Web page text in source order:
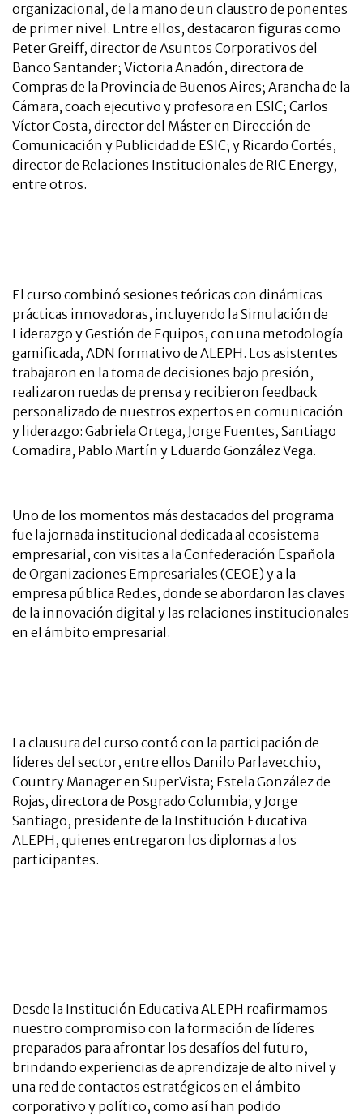
organizacional, de la mano de un claustro de ponentes
de primer nivel. Entre ellos, destacaron figuras como
Peter Greiff, director de Asuntos Corporativos del
Banco Santander; Victoria Anadón, directora de
Compras de la Provincia de Buenos Aires; Arancha de la
Cámara, coach ejecutivo y profesora en ESIC; Carlos
Víctor Costa, director del Máster en Dirección de
Comunicación y Publicidad de ESIC; y Ricardo Cortés,
director de Relaciones Institucionales de RIC Energy,
entre otros.
El curso combinó sesiones teóricas con dinámicas
prácticas innovadoras, incluyendo la Simulación de
Liderazgo y Gestión de Equipos, con una metodología
gamificada, ADN formativo de ALEPH. Los asistentes
trabajaron en la toma de decisiones bajo presión,
realizaron ruedas de prensa y recibieron feedback
personalizado de nuestros expertos en comunicación
y liderazgo: Gabriela Ortega, Jorge Fuentes, Santiago
Comadira, Pablo Martín y Eduardo González Vega.
Uno de los momentos más destacados del programa
fue la jornada institucional dedicada al ecosistema
empresarial, con visitas a la Confederación Española
de Organizaciones Empresariales (CEOE) y a la
empresa pública Red.es, donde se abordaron las claves
de la innovación digital y las relaciones institucionales
en el ámbito empresarial.
La clausura del curso contó con la participación de
líderes del sector, entre ellos Danilo Parlavecchio,
Country Manager en SuperVista; Estela González de
Rojas, directora de Posgrado Columbia; y Jorge
Santiago, presidente de la Institución Educativa
ALEPH, quienes entregaron los diplomas a los
participantes.
Desde la Institución Educativa ALEPH reafirmamos
nuestro compromiso con la formación de líderes
preparados para afrontar los desafíos del futuro,
brindando experiencias de aprendizaje de alto nivel y
una red de contactos estratégicos en el ámbito
corporativo y político, como así han podido